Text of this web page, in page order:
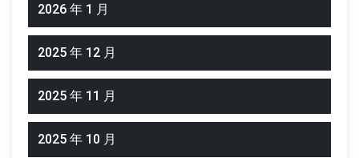
2026 年 1 月
2025 年 12 月
2025 年 11 月
2025 年 10 月